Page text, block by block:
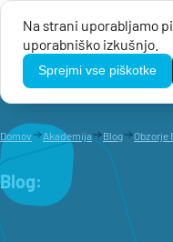
Na strani uporabljamo
uporabniško izkušnjo.
Sprejmi vse piškotke
TikoPro
Domov Akademija Blog Obzorje
Blog: